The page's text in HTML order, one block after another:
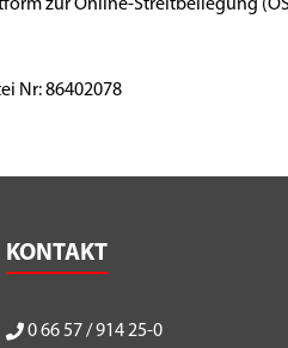
zur Online-Streitbeilegung
Nr: 86402078
KONTAKT
0 66 57 / 914 25-0